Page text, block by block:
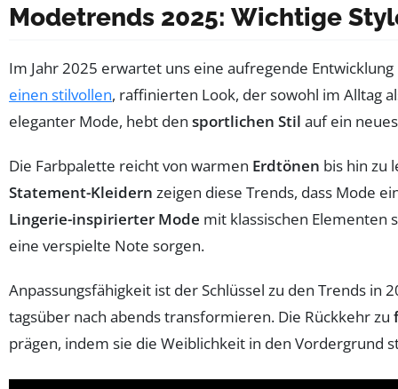
Modetrends 2025: Wichtige
Im Jahr 2025 erwartet uns eine aufregende
einen stilvollen, raffinierten Look, der sowohl im Alltag
eleganter Mode, hebt den sportlichen Stil auf ein
Die Farbpalette reicht von warmen Erdtönen bis hin zu
Statement-Kleidern zeigen diese Trends, dass Mode
Lingerie-inspirierter Mode mit klassischen Elementen
eine verspielte Note sorgen.
Anpassungsfähigkeit ist der Schlüssel zu den Trends
tagsüber nach abends transformieren. Die Rückkehr zu
prägen, indem sie die Weiblichkeit in den Vordergrund